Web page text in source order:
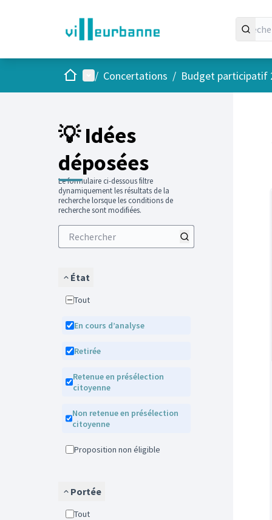
AccueilMenu principal
/ Concertations / Budget participatif
💡 Idées
déposées
Le formulaire ci-dessous filtre
dynamiquement les résultats de la
recherche lorsque les conditions de
recherche sont modifiées.
État
Tout
En cours d’analyse
Retirée
Retenue en présélection
citoyenne
Non retenue en présélection
citoyenne
Proposition non éligible
Portée
Tout